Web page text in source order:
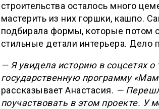
строительства осталось много
мастерить из них горшки, кашпо.
подбирала формы, которые потом
стильные детали интерьера. Дело
— Я увидела историю в соцсетях о
государственную программу
рассказывает Анастасия. —
поучаствовать в этом проекте. У